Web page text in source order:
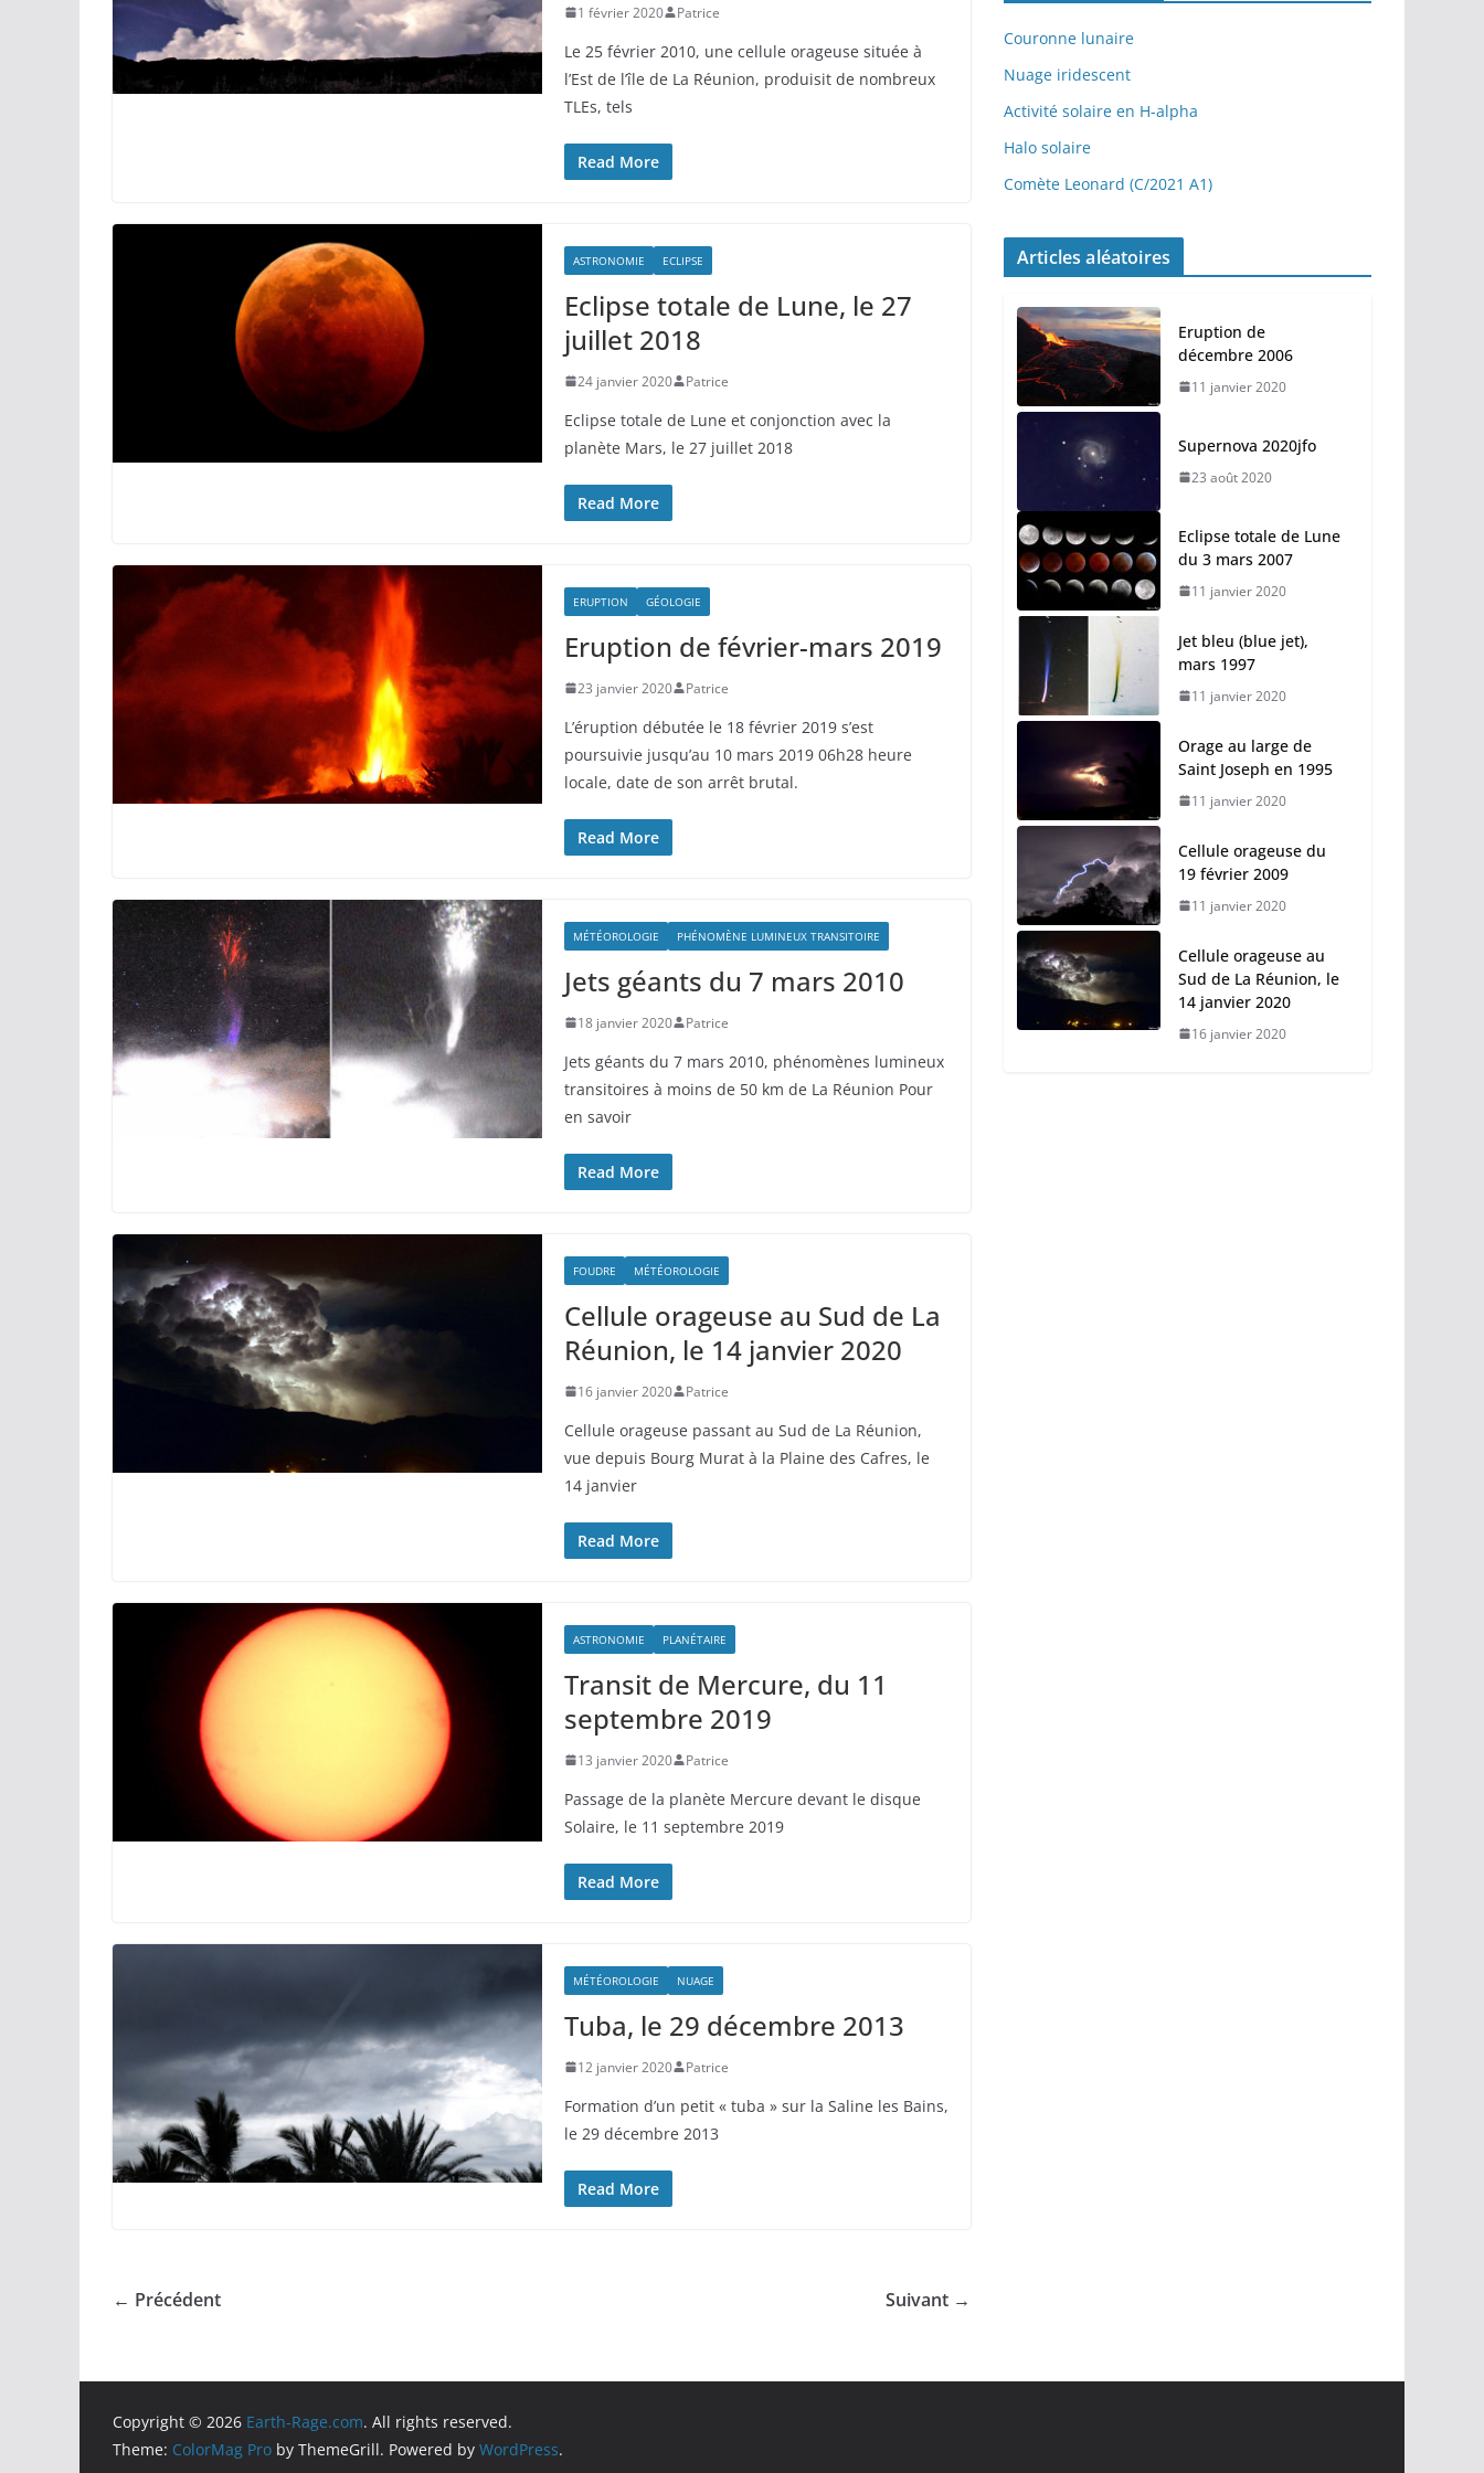
1 février 2020 Patrice
Le 25 février 2010, une cellule orageuse située à
l’Est de l’île de La Réunion, produisit de nombreux
TLEs, tels
Read More
ASTRONOMIE ECLIPSE
Eclipse totale de Lune, le 27
juillet 2018
24 janvier 2020 Patrice
Eclipse totale de Lune et conjonction avec la
planète Mars, le 27 juillet 2018
Read More
ERUPTION GÉOLOGIE
Eruption de février-mars 2019
23 janvier 2020 Patrice
L’éruption débutée le 18 février 2019 s’est
poursuivie jusqu’au 10 mars 2019 06h28 heure
locale, date de son arrêt brutal.
Read More
MÉTÉOROLOGIE PHÉNOMÈNE LUMINEUX TRANSITOIRE
Jets géants du 7 mars 2010
18 janvier 2020 Patrice
Jets géants du 7 mars 2010, phénomènes lumineux
transitoires à moins de 50 km de La Réunion Pour
en savoir
Read More
FOUDRE MÉTÉOROLOGIE
Cellule orageuse au Sud de La
Réunion, le 14 janvier 2020
16 janvier 2020 Patrice
Cellule orageuse passant au Sud de La Réunion,
vue depuis Bourg Murat à la Plaine des Cafres, le
14 janvier
Read More
ASTRONOMIE PLANÉTAIRE
Transit de Mercure, du 11
septembre 2019
13 janvier 2020 Patrice
Passage de la planète Mercure devant le disque
Solaire, le 11 septembre 2019
Read More
MÉTÉOROLOGIE NUAGE
Tuba, le 29 décembre 2013
12 janvier 2020 Patrice
Formation d’un petit « tuba » sur la Saline les Bains,
le 29 décembre 2013
Read More
← Précédent Suivant →
é
o
Couronne lunaire
Nuage iridescent
Activité solaire en H-alpha
Halo solaire
Comète Leonard (C/2021 A1)
Articles aléatoires
Eruption de
décembre 2006
11 janvier 2020
Supernova 2020jfo
23 août 2020
Eclipse totale de Lune
du 3 mars 2007
11 janvier 2020
Jet bleu (blue jet),
mars 1997
11 janvier 2020
Orage au large de
Saint Joseph en 1995
11 janvier 2020
Cellule orageuse du
19 février 2009
11 janvier 2020
Cellule orageuse au
Sud de La Réunion, le
14 janvier 2020
16 janvier 2020
Copyright © 2026 Earth-Rage.com. All rights reserved.
Theme: ColorMag Pro by ThemeGrill. Powered by WordPress.